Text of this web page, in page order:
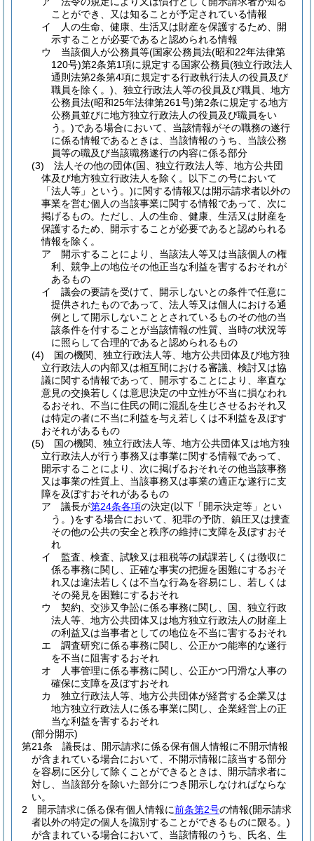
ことができ、又は知ることが予定されている情報
イ
人の生命、健康、生活又は財産を保護するため、開
示することが必要であると認められる情報
ウ
当該個人が公務員等(国家公務員法(昭和22年法律第
120号)第2条第1項に規定する国家公務員(独立行政法人
通則法第2条第4項に規定する行政執行法人の役員及び
職員を除く。) 、独立行政法人等の役員及び職員、地方
公務員法(昭和25年法律第261号)第2条に規定する地方
公務員並びに地方独立行政法人の役員及び職員をい
う。)である場合において、当該情報がその職務の遂行
に係る情報であるときは、当該情報のうち、当該公務
員等の職及び当該職務遂行の内容に係る部分
(3)
法人その他の団体(国、独立行政法人等、地方公共団
体及び地方独立行政法人を除く。以下この号において
「法人等」という。)に関する情報又は開示請求者以外の
事業を営む個人の当該事業に関する情報であって、次に
掲げるもの。 ただし、人の生命、健康、生活又は財産を
保護するため、開示することが必要であると認められる
情報を除く。
ア
開示することにより、当該法人等又は当該個人の権
利、競争上の地位その他正当な利益を害するおそれが
あるもの
イ
議会の要請を受けて、開示しないとの条件で任意に
提供されたものであって、法人等又は個人における通
例として開示しないこととされているものその他の当
該条件を付することが当該情報の性質、当時の状況等
に照らして合理的であると認められるもの
(4)
国の機関、独立行政法人等、地方公共団体及び地方独
立行政法人の内部又は相互間における審議、検討又は協
議に関する情報であって、開示することにより、率直な
意見の交換若しくは意思決定の中立性が不当に損なわれ
るおそれ、不当に住民の間に混乱を生じさせるおそれ又
は特定の者に不当に利益を与え若しくは不利益を及ぼす
おそれがあるもの
(5)
国の機関、独立行政法人等、地方公共団体又は地方独
立行政法人が行う事務又は事業に関する情報であって、
開示することにより、次に掲げるおそれその他当該事務
又は事業の性質上、当該事務又は事業の適正な遂行に支
障を及ぼすおそれがあるもの
ア
議長が第24条各項の決定(以下「開示決定等」とい
う。)をする場合において、犯罪の予防、鎮圧又は捜査
その他の公共の安全と秩序の維持に支障を及ぼすおそ
れ
イ
監査、検査、試験又は租税等の賦課若しくは徴収に
係る事務に関し、正確な事実の把握を困難にするおそ
れ又は違法若しくは不当な行為を容易にし、若しくは
その発見を困難にするおそれ
ウ
契約、交渉又争訟に係る事務に関し、国、独立行政
法人等、地方公共団体又は地方独立行政法人の財産上
の利益又は当事者としての地位を不当に害するおそれ
エ
調査研究に係る事務に関し、公正かつ能率的な遂行
を不当に阻害するおそれ
オ
人事管理に係る事務に関し、公正かつ円滑な人事の
確保に支障を及ぼすおそれ
カ
独立行政法人等、地方公共団体が経営する企業又は
地方独立行政法人に係る事業に関し、企業経営上の正
当な利益を害するおそれ
(部分開示)
第21条
議長は、開示請求に係る保有個人情報に不開示情報
が含まれている場合において、不開示情報に該当する部分
を容易に区分して除くことができるときは、開示請求者に
対し、当該部分を除いた部分につき開示しなければならな
い。
2
開示請求に係る保有個人情報に前条第2号の情報(開示請求
者以外の特定の個人を識別することができるものに限る。)
が含まれている場合において、当該情報のうち、氏名、生